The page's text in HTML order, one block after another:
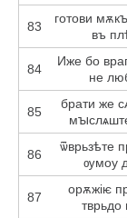
83
готови
въ
84
Иже бо
не
85
брати же
86
ѿврьзѣте
ѹмоу
87
орѫжіѥ
тврьдо